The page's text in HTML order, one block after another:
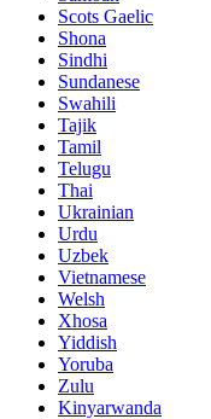
Scots Gaelic
Shona
Sindhi
Sundanese
Swahili
Tajik
Tamil
Telugu
Thai
Ukrainian
Urdu
Uzbek
Vietnamese
Welsh
Xhosa
Yiddish
Yoruba
Zulu
Kinyarwanda